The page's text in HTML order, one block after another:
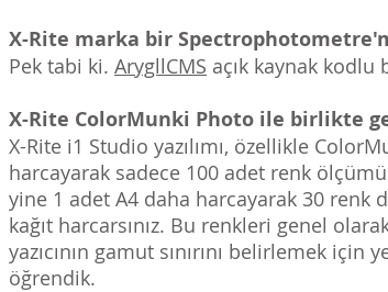
X-Rite marka bir
Pek tabi ki. ArygllCMS açık kaynak
X-Rite ColorMunki Photo ile birlikte
X-Rite i1 Studio yazılımı, özellikle
harcayarak sadece 100 adet renk
yine 1 adet A4 daha harcayarak 30 renk
kağıt harcarsınız. Bu renkleri genel
yazıcının gamut sınırını belirlemek
öğrendik.